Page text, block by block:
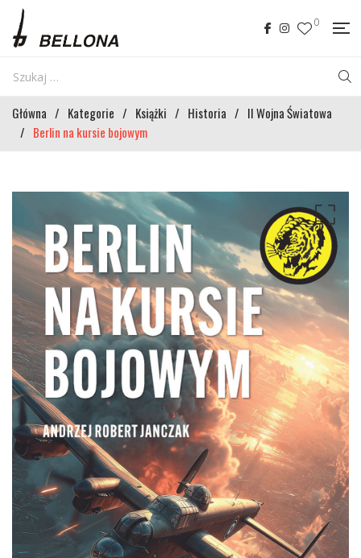
0
Główna / Kategorie / Książki / Historia / II Wojna Światowa
/ Berlin na kursie bojowym